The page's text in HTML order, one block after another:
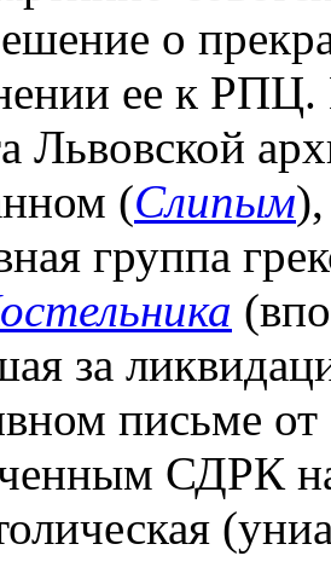
о
ее к РПЦ.
Львовской
(Слипым
группа
за
письме
СДРК